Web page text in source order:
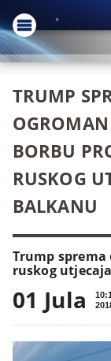
TRUMP
BORBU
RUSKOG
BALKANU
Trump
ruskog
01 Jula